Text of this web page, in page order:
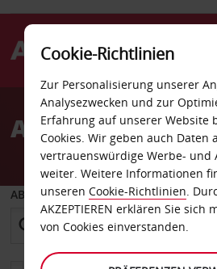
AvisAutovermietung
ABHOLEN VON
Cookie-Richtlinien
Zur Personalisierung unserer
Analysezwecken und zur
Erfahrung auf unserer Website
Cookies. Wir geben auch Daten
vertrauenswürdige Werbe- und
weiter. Weitere Informationen
unseren Cookie-Richtlinien.
AKZEPTIEREN erklären Sie sich
von Cookies einverstanden.